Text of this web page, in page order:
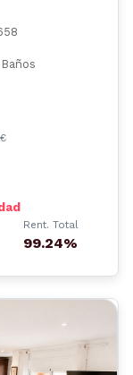
Rent. Total
99.24%